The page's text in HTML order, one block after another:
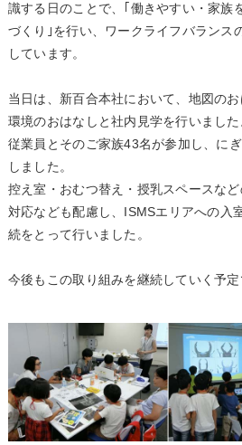
識する日のことで、｢働きやすい・家族
づくり｣を行い、ワークライフバランス
しています。
当日は、新百合本社において、地図のお
環境のおはなしと社内見学を行いました
従業員とそのご家族43名が参加し、に
しました。
控え室・おむつ替え・授乳スペースな
対応なども配慮し、ISMSエリアへの入
続をとって行いました。
今後もこの取り組みを継続していく予定